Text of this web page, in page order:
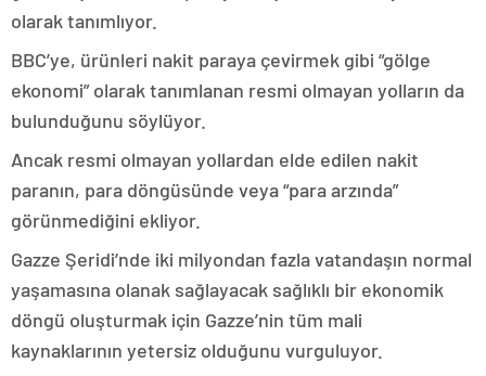
olarak tanımlıyor.
BBC’ye, ürünleri nakit paraya çevirmek gibi “gölge
ekonomi” olarak tanımlanan resmi olmayan yolların da
bulunduğunu söylüyor.
Ancak resmi olmayan yollardan elde edilen nakit
paranın, para döngüsünde veya “para arzında”
görünmediğini ekliyor.
Gazze Şeridi’nde iki milyondan fazla vatandaşın normal
yaşamasına olanak sağlayacak sağlıklı bir ekonomik
döngü oluşturmak için Gazze’nin tüm mali
kaynaklarının yetersiz olduğunu vurguluyor.